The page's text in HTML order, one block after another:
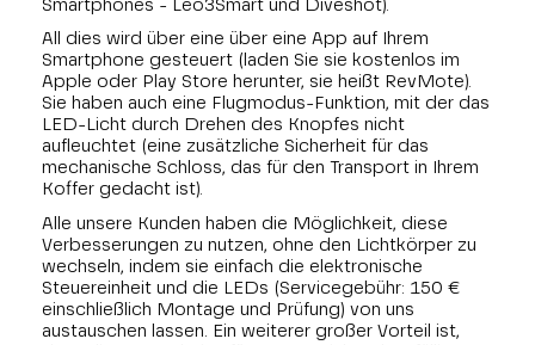
Smartphones - Leo3Smart und Diveshot).
All dies wird über eine über eine App auf Ihrem
Smartphone gesteuert (laden Sie sie kostenlos im
Apple oder Play Store herunter, sie heißt RevMote).
Sie haben auch eine Flugmodus-Funktion, mit der das
LED-Licht durch Drehen des Knopfes nicht
aufleuchtet (eine zusätzliche Sicherheit für das
mechanische Schloss, das für den Transport in Ihrem
Koffer gedacht ist).
Alle unsere Kunden haben die Möglichkeit, diese
Verbesserungen zu nutzen, ohne den Lichtkörper zu
wechseln, indem sie einfach die elektronische
Steuereinheit und die LEDs (Servicegebühr: 150 €
einschließlich Montage und Prüfung) von uns
austauschen lassen. Ein weiterer großer Vorteil ist,